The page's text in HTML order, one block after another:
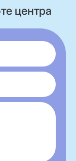
центра